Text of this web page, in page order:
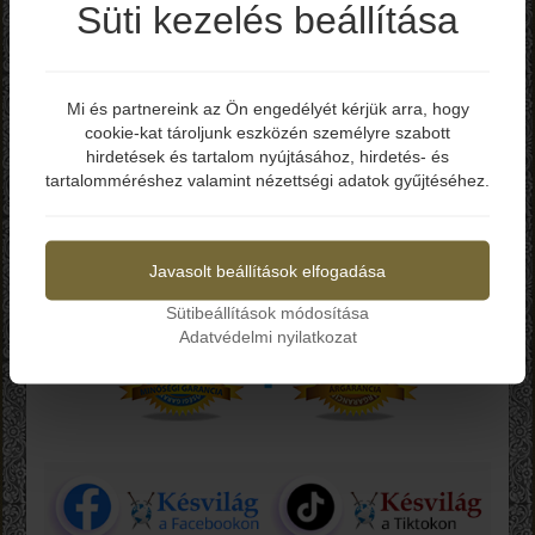
Ár
Teljes Hossz
Acél típus
Elmúltál már 18 éves?
Süti kezelés beállítása
Mi és partnereink az Ön engedélyét kérjük arra, hogy
cookie-kat tároljunk eszközén személyre szabott
hirdetések és tartalom nyújtásához, hirdetés- és
tartalomméréshez valamint nézettségi adatok gyűjtéséhez.
Javasolt beállítások elfogadása
Sütibeállítások módosítása
Adatvédelmi nyilatkozat